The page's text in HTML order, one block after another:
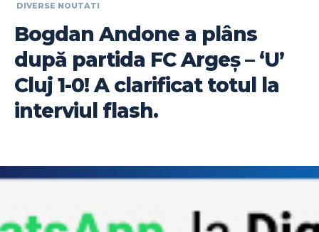
DIVERSE NOUTATI
Bogdan Andone a plâns
după partida FC Argeș – ‘U’
Cluj 1-0! A clarificat totul la
interviul flash.